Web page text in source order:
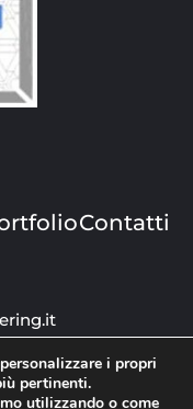
Contatti
31,
i propri
pertinenti.
utilizzando o come